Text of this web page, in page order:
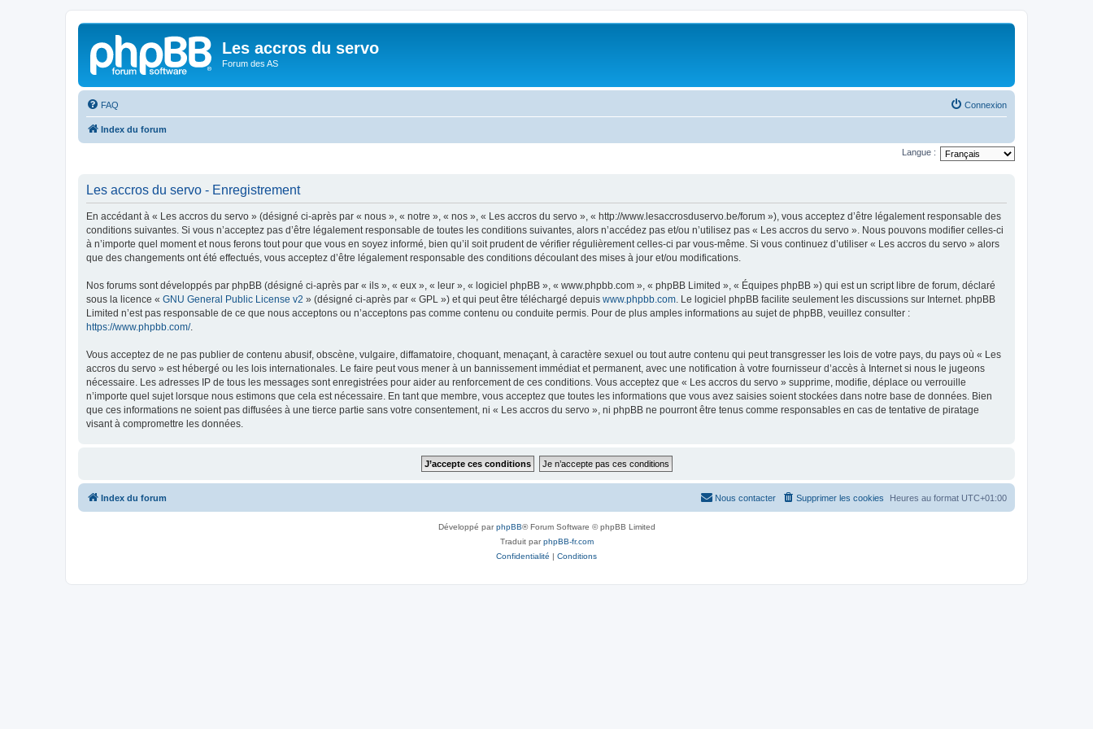
Les accros du servo
Forum des AS
FAQ Connexion
Index du forum
Langue :
Les accros du servo - Enregistrement
En accédant à « Les accros du servo » (désigné ci-après par « nous », « notre », « nos », « Les accros du servo », « http://www.lesaccrosduservo.be/forum »), vous acceptez d’être légalement responsable des
conditions suivantes. Si vous n’acceptez pas d’être légalement responsable de toutes les conditions suivantes, alors n’accédez pas et/ou n’utilisez pas « Les accros du servo ». Nous pouvons modifier celles-ci
à n’importe quel moment et nous ferons tout pour que vous en soyez informé, bien qu’il soit prudent de vérifier régulièrement celles-ci par vous-même. Si vous continuez d’utiliser « Les accros du servo » alors
que des changements ont été effectués, vous acceptez d’être légalement responsable des conditions découlant des mises à jour et/ou modifications.
Nos forums sont développés par phpBB (désigné ci-après par « ils », « eux », « leur », « logiciel phpBB », « www.phpbb.com », « phpBB Limited », « Équipes phpBB ») qui est un script libre de forum, déclaré
sous la licence « GNU General Public License v2 » (désigné ci-après par « GPL ») et qui peut être téléchargé depuis www.phpbb.com. Le logiciel phpBB facilite seulement les discussions sur Internet. phpBB
Limited n’est pas responsable de ce que nous acceptons ou n’acceptons pas comme contenu ou conduite permis. Pour de plus amples informations au sujet de phpBB, veuillez consulter :
https://www.phpbb.com/.
Vous acceptez de ne pas publier de contenu abusif, obscène, vulgaire, diffamatoire, choquant, menaçant, à caractère sexuel ou tout autre contenu qui peut transgresser les lois de votre pays, du pays où « Les
accros du servo » est hébergé ou les lois internationales. Le faire peut vous mener à un bannissement immédiat et permanent, avec une notification à votre fournisseur d’accès à Internet si nous le jugeons
nécessaire. Les adresses IP de tous les messages sont enregistrées pour aider au renforcement de ces conditions. Vous acceptez que « Les accros du servo » supprime, modifie, déplace ou verrouille
n’importe quel sujet lorsque nous estimons que cela est nécessaire. En tant que membre, vous acceptez que toutes les informations que vous avez saisies soient stockées dans notre base de données. Bien
que ces informations ne soient pas diffusées à une tierce partie sans votre consentement, ni « Les accros du servo », ni phpBB ne pourront être tenus comme responsables en cas de tentative de piratage
visant à compromettre les données.
Index du forum Heures au format UTC+01:00
Supprimer les cookies
Nous contacter
Développé parphpBB® Forum Software © phpBB Limited
Traduit parphpBB-fr.com
Confidentialité | Conditions